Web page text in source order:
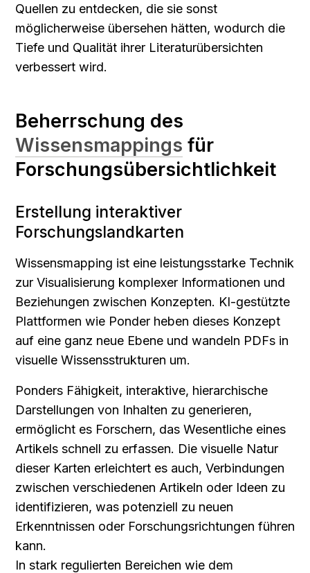
Quellen zu entdecken, die sie sonst
möglicherweise übersehen hätten, wodurch die
Tiefe und Qualität ihrer Literaturübersichten
verbessert wird.
Wissensmappings für
Forschungsübersichtlichkeit
Erstellung interaktiver
Forschungslandkarten
Wissensmapping ist eine leistungsstarke Technik
zur Visualisierung komplexer Informationen und
Beziehungen zwischen Konzepten. KI-gestützte
Plattformen wie Ponder heben dieses Konzept
auf eine ganz neue Ebene und wandeln PDFs in
visuelle Wissensstrukturen um.
Ponders Fähigkeit, interaktive, hierarchische
Darstellungen von Inhalten zu generieren,
ermöglicht es Forschern, das Wesentliche eines
Artikels schnell zu erfassen. Die visuelle Natur
dieser Karten erleichtert es auch, Verbindungen
zwischen verschiedenen Artikeln oder Ideen zu
identifizieren, was potenziell zu neuen
Erkenntnissen oder Forschungsrichtungen führen
kann.
In stark regulierten Bereichen wie dem